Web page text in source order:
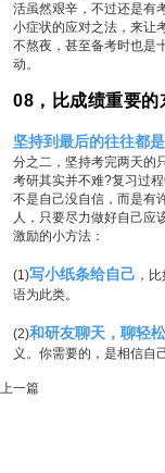
活虽然艰辛，不过还是有
小症状的应对之法，来让
不熬夜，甚至备考时也是
动。
08，比成绩重要的
坚持到最后的往往都是
分之二，坚持考完两天的
考研其实并不难?复习过
不是自己没自信，而是有
人，只要尽力做好自己应
激励的小方法：
(1)写小纸条给自己 ，
语为此类。
(2)和研友聊天，聊轻
义。你需要的，是相信自
上一篇